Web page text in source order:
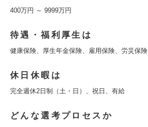
400万円 ～ 9999万円
待遇・福利厚生は
健康保険、厚生年金保険、雇用保険、労災保険
休日休暇は
完全週休2日制（土・日）、祝日、有給
どんな選考プロセスか